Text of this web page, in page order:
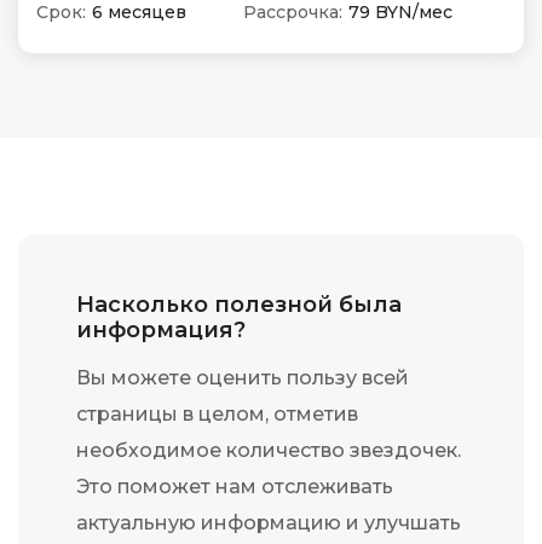
Срок: 6 месяцев Рассрочка: 79 BYN/мес
Насколько полезной была
информация?
Вы можете оценить пользу всей
страницы в целом, отметив
необходимое количество звездочек.
Это поможет нам отслеживать
актуальную информацию и улучшать